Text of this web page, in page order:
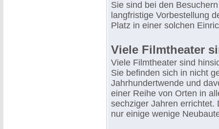
Sie sind bei den
langfristige Vorbestellung
Platz in einer solchen
Viele Filmtheater
Viele Filmtheater sind
Sie befinden sich in nicht
Jahrhundertwende und
einer Reihe von Orten in
sechziger Jahren errichtet.
nur einige wenige